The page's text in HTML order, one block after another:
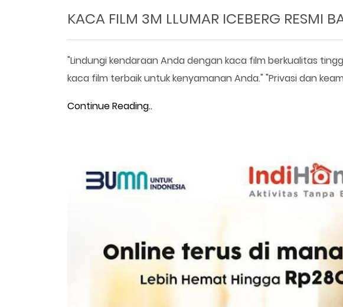
KACA FILM 3M LLUMAR ICEBERG RESMI
"Lindungi kendaraan Anda dengan kaca film berkualitas
kaca film terbaik untuk kenyamanan Anda." "Privasi dan
Continue Reading..